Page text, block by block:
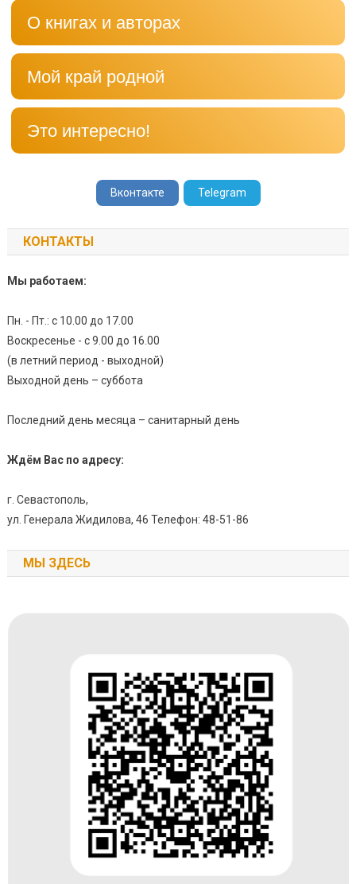
О книгах и авторах
Мой край родной
Это интересно!
Вконтакте Telegram
КОНТАКТЫ
Мы работаем:
Пн. - Пт.: с 10.00 до 17.00
Воскресенье - с 9.00 до 16.00
(в летний период - выходной)
Выходной день – суббота
Последний день месяца – санитарный день
Ждём Вас по адресу:
г. Севастополь,
ул. Генерала Жидилова, 46 Телефон: 48-51-86
МЫ ЗДЕСЬ